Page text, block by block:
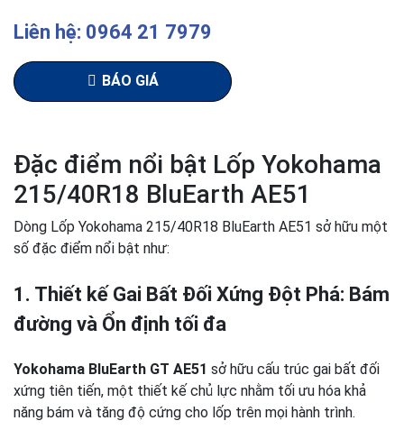
Liên hệ: 0964 21 7979
BÁO GIÁ
Đặc điểm nổi bật Lốp Yokohama
215/40R18 BluEarth AE51
Dòng Lốp Yokohama 215/40R18 BluEarth AE51 sở hữu một
số đặc điểm nổi bật như:
1. Thiết kế Gai Bất Đối Xứng Đột Phá: Bám
đường và Ổn định tối đa
Yokohama BluEarth GT AE51 sở hữu cấu trúc gai bất đối
xứng tiên tiến, một thiết kế chủ lực nhằm tối ưu hóa khả
năng bám và tăng độ cứng cho lốp trên mọi hành trình.